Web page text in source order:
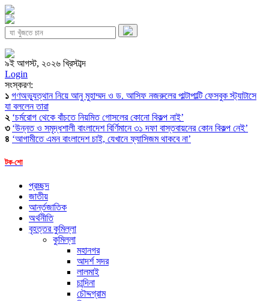
৯ই আগস্ট, ২০২৬ খ্রিস্টাব্দ
Login
সংস্করণ:
১ গণঅভ্যুত্থান নিয়ে আনু মুহাম্মদ ও ড. আসিফ নজরুলের পাল্টাপাল্টি ফেসবুক স্ট্যাটাসে
যা বললেন তারা
২ ‘চর্মরোগ থেকে বাঁচতে নিয়মিত গোসলের কোনো বিকল্প নাই’
৩ ‘উন্নত ও সমৃদ্ধশালী বাংলাদেশ বির্ণিমানে ৩১ দফা বাস্তবায়নের কোন বিকল্প নেই’
৪ ‘আগামীতে এমন বাংলাদেশ চাই, যেখানে ফ্যাসিজম থাকবে না’
টক-শো
প্রচ্ছদ
জাতীয়
আর্ন্তজাতিক
অর্থনীতি
বৃহত্তর কুমিল্লা
কুমিল্লা
মহানগর
আদর্শ সদর
লালমাই
চান্দিনা
চৌদ্দগ্রাম